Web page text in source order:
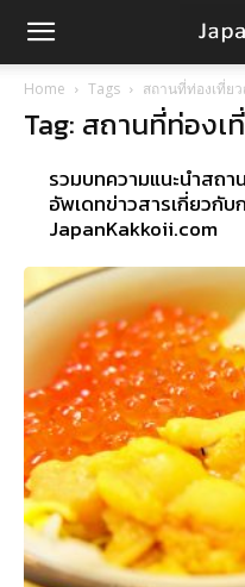
Home Tags สถานที่ท่องเที่ย
Tag: สถานที่ท่อง
รวมบทความแนะนำสถ
อัพเดทข่าวสารเกี่ยวกับ
JapanKakkoii.com